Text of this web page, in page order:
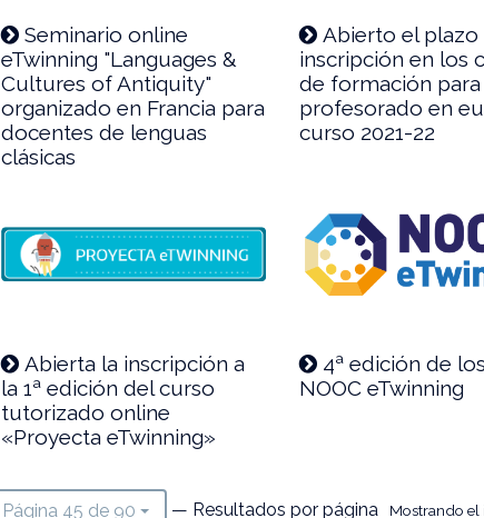
Seminario online
eTwinning "Languages &
Cultures of Antiquity"
organizado en Francia para
docentes de lenguas
clásicas
Abierto el plazo
inscripción en los
de formación para
profesorado en
curso 2021-22
Abierta la inscripción a
la 1ª edición del curso
tutorizado online
«Proyecta eTwinning»
4ª edición de
NOOC eTwinning
Página 45 de 90 — Resultados por página Mostrando el